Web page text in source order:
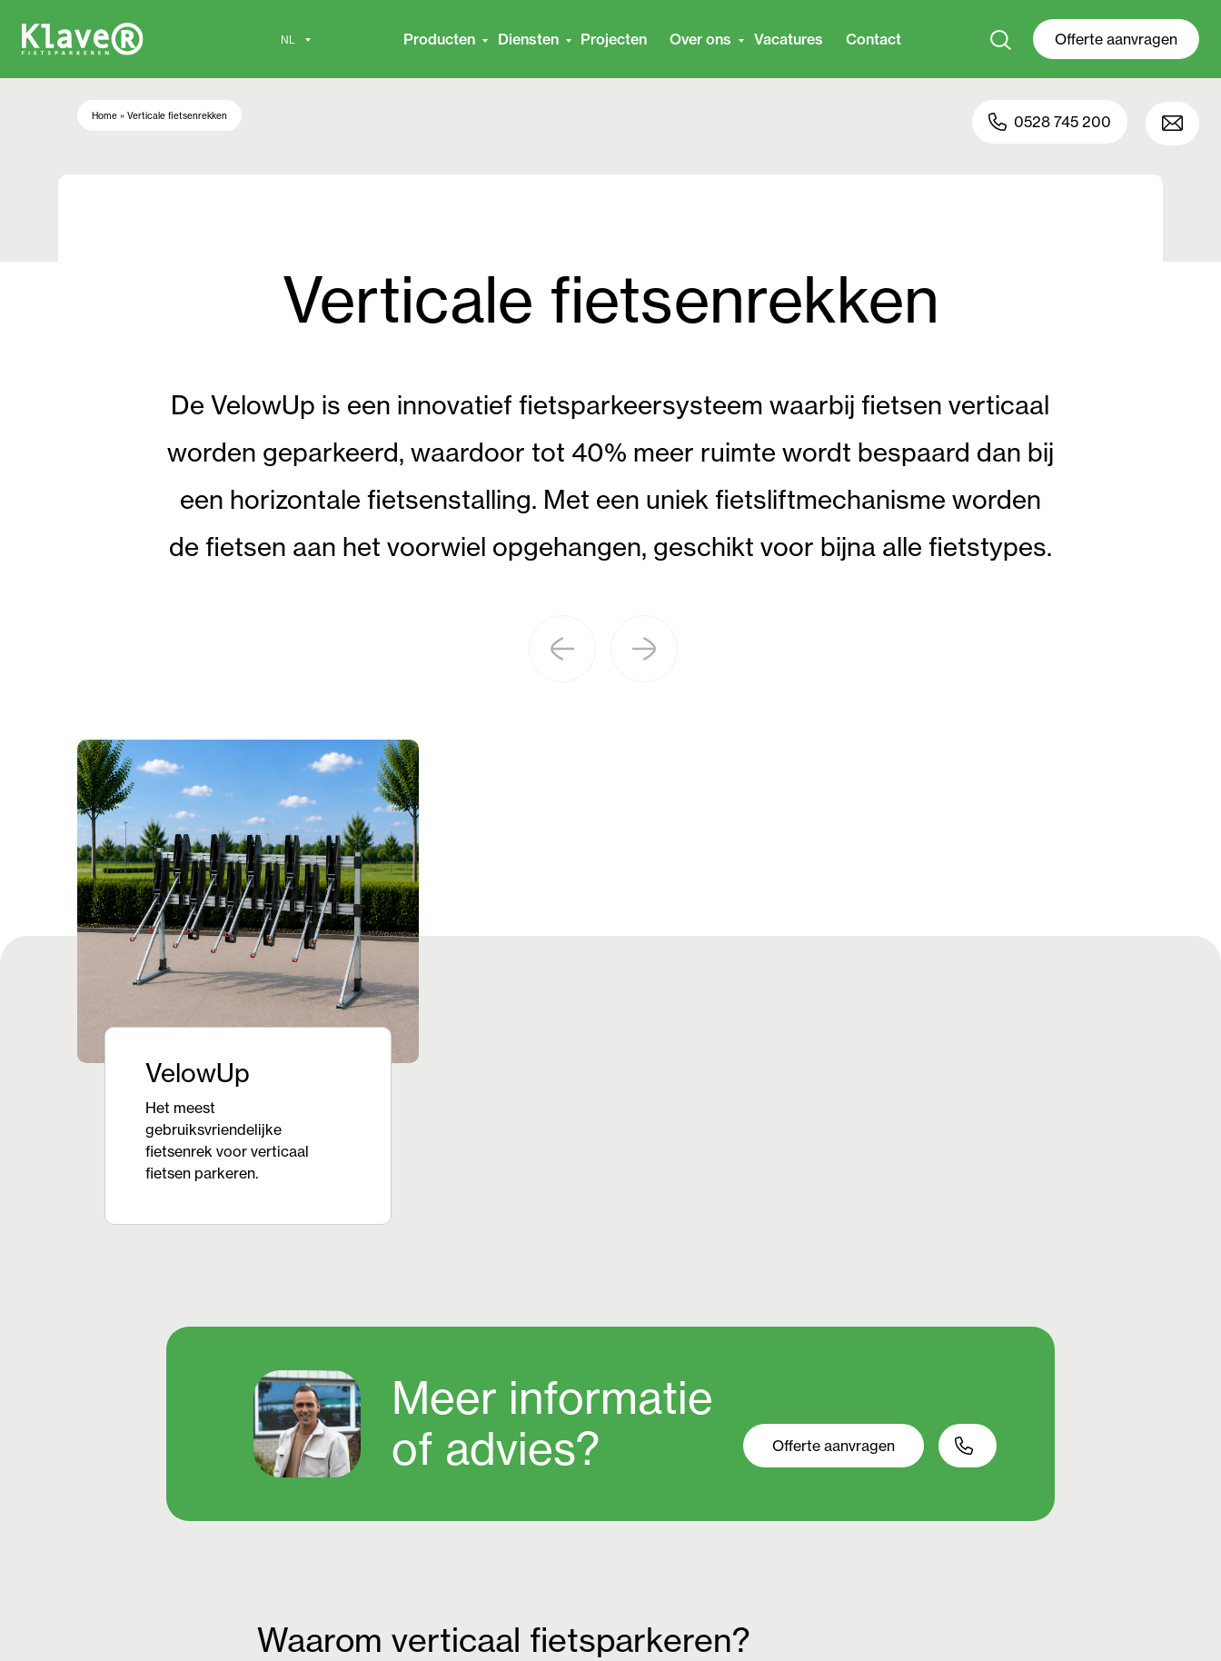
Producten Diensten Projecten Over ons Vacatures Contact Offerte aanvragen
Home » Verticale fietsenrekken 0528 745 200
Verticale fietsenrekken
De VelowUp is een innovatief fietsparkeersysteem waarbij fietsen verticaal
worden geparkeerd, waardoor tot 40% meer ruimte wordt bespaard dan bij
een horizontale fietsenstalling. Met een uniek fietsliftmechanisme worden
de fietsen aan het voorwiel opgehangen, geschikt voor bijna alle fietstypes.
VelowUp
Het meest
gebruiksvriendelijke
fietsenrek voor verticaal
fietsen parkeren.
Meer informatie
of advies?
Offerte aanvragen
Waarom verticaal fietsparkeren?